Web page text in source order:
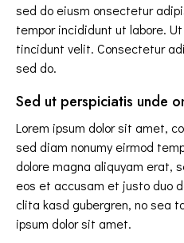
sed do eiusm onsectetur
tempor incididunt ut labore.
tincidunt velit. Consectetur
sed do.
Sed ut perspiciatis unde
Lorem ipsum dolor sit amet,
sed diam nonumy eirmod
dolore magna aliquyam erat,
eos et accusam et justo duo
clita kasd gubergren, no sea
ipsum dolor sit amet.